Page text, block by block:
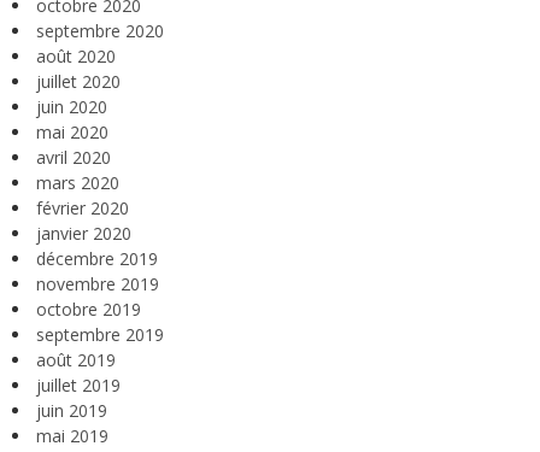
octobre 2020
septembre 2020
août 2020
juillet 2020
juin 2020
mai 2020
avril 2020
mars 2020
février 2020
janvier 2020
décembre 2019
novembre 2019
octobre 2019
septembre 2019
août 2019
juillet 2019
juin 2019
mai 2019